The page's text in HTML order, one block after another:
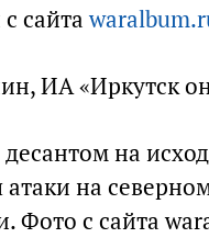
сайта
ИА «Иркутск
на
на
Фото с сайта